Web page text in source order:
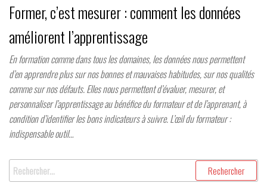
Former, c’est mesurer : comment les données
améliorent l’apprentissage
En formation comme dans tous les domaines, les données nous permettent
d’en apprendre plus sur nos bonnes et mauvaises habitudes, sur nos qualités
comme sur nos défauts. Elles nous permettent d’évaluer, mesurer, et
personnaliser l’apprentissage au bénéfice du formateur et de l’apprenant, à
condition d’identifier les bons indicateurs à suivre. L’œil du formateur :
indispensable outil…
Rechercher :